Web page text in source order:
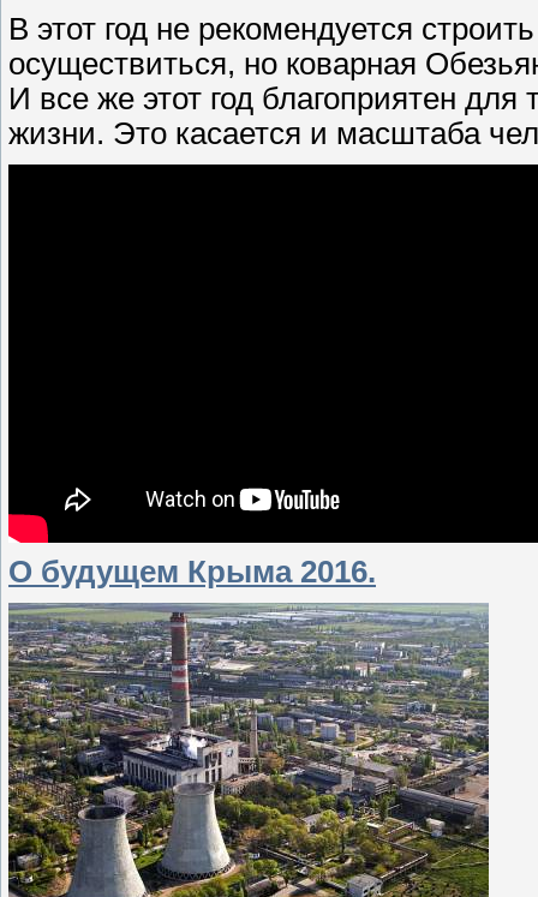
В этот год не рекомендуется
осуществиться, но коварная
И все же этот год благоприятен для
жизни. Это касается и масштаба
О будущем Крыма 2016.